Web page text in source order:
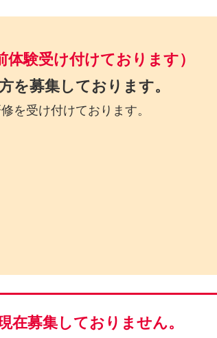
体験受け付けております）
を募集しております。
を受け付けております。
在募集しておりません。